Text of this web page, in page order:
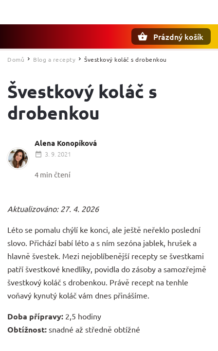
Prázdný košík
Domů / Blog a recepty / Švestkový koláč s drobenkou
Švestkový koláč s
drobenkou
Alena Konopíková
3. 9. 2021
4 min čtení
Aktualizováno: 27. 4. 2026
Léto se pomalu chýlí ke konci, ale ještě neřeklo poslední
slovo. Přichází babí léto a s ním sezóna jablek, hrušek a
hlavně švestek. Mezi nejoblíbenější recepty se švestkami
patří švestkové knedlíky, povidla do zásoby a samozřejmě
švestkový koláč s drobenkou. Právě recept na tenhle
voňavý kynutý koláč vám dnes přinášíme.
Doba přípravy: 2,5 hodiny
Obtížnost: snadné až středně obtížné